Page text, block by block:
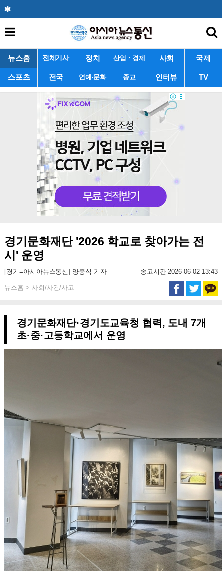
뉴스홈 전체기사 정치 산업ㆍ경제 사회 국제
스포츠 전국 연예·문화 종교 인터뷰 TV
경기문화재단 '2026 학교로 찾아가는 전
시' 운영
[경기=아시아뉴스통신] 양종식 기자 송고시간 2026-06-02 13:43
뉴스홈 > 사회/사건/사고
경기문화재단·경기도교육청 협력, 도내 7개
초·중·고등학교에서 운영